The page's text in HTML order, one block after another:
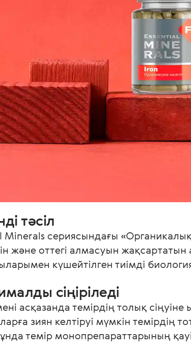
тәсіл
Minerals сериясындағы «Органикалық
және оттегі алмасуын
күшейтілген тиімді
сіңіріледі
асқазанда темірдің толық
зиян келтіруі мүмкін темірдің
темір монопрепараттарының